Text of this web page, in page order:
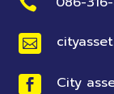

 City